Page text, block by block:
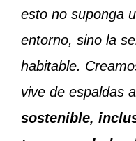
esto no suponga
entorno, sino la
habitable.
vive de espaldas
sostenible,